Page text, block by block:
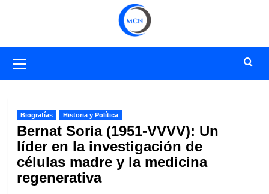
primario
Biografías Historia y Política
Bernat Soria (1951-VVVV): Un
líder en la investigación de
células madre y la medicina
regenerativa